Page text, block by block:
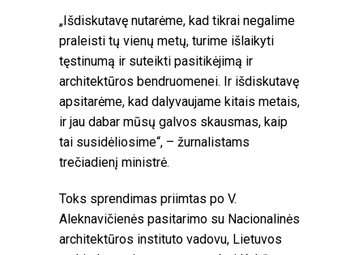
„Išdiskutavę nutarėme, kad tikrai negalime
praleisti tų vienų metų, turime išlaikyti
tęstinumą ir suteikti pasitikėjimą ir
architektūros bendruomenei. Ir išdiskutavę
apsitarėme, kad dalyvaujame kitais metais,
ir jau dabar mūsų galvos skausmas, kaip
tai susidėliosime“, – žurnalistams
trečiadienį ministrė.
Toks sprendimas priimtas po V.
Aleknavičienės pasitarimo su Nacionalinės
architektūros instituto vadovu, Lietuvos